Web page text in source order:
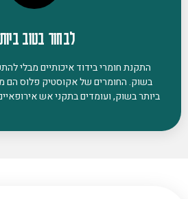
לבחור בטוב
התקנת חומרי בידוד איכותיים מבלי
בשוק. החומרים של אקוסטיק פלוס הם
ביותר בשוק, ועומדים בתקני אש